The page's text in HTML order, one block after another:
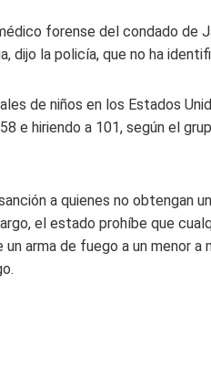
forense del condado de
dijo la policía, que no ha
de niños en los Estados
e hiriendo a 101, según el
a quienes no obtengan
el estado prohíbe que
arma de fuego a un menor a